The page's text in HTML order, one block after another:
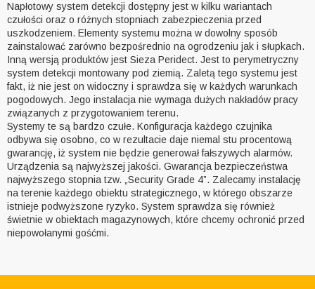
Napłotowy system detekcji dostępny jest w kilku wariantach
czułości oraz o różnych stopniach zabezpieczenia przed
uszkodzeniem. Elementy systemu można w dowolny sposób
zainstalować zarówno bezpośrednio na ogrodzeniu jak i słupkach.
Inną wersją produktów jest Sieza Peridect. Jest to perymetryczny
system detekcji montowany pod ziemią. Zaletą tego systemu jest
fakt, iż nie jest on widoczny i sprawdza się w każdych warunkach
pogodowych. Jego instalacja nie wymaga dużych nakładów pracy
związanych z przygotowaniem terenu.
Systemy te są bardzo czułe. Konfiguracja każdego czujnika
odbywa się osobno, co w rezultacie daje niemal stu procentową
gwarancję, iż system nie będzie generował fałszywych alarmów.
Urządzenia są najwyższej jakości. Gwarancja bezpieczeństwa
najwyższego stopnia tzw. „Security Grade 4”. Zalecamy instalację
na terenie każdego obiektu strategicznego, w którego obszarze
istnieje podwyższone ryzyko. System sprawdza się również
świetnie w obiektach magazynowych, które chcemy ochronić przed
niepowołanymi gośćmi.